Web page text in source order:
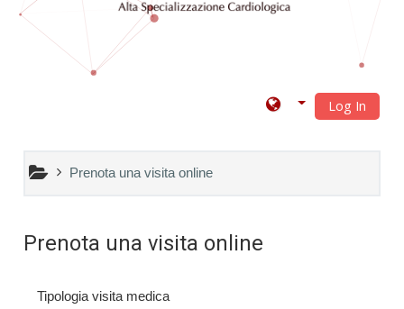
Log In
Prenota una visita online
Prenota una visita online
Tipologia visita medica